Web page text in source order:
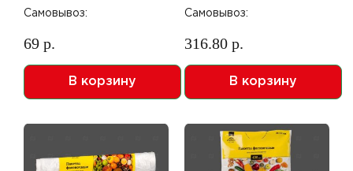
Самовывоз:
69 р.
В корзину
Самовывоз:
316.80 р.
В корзину